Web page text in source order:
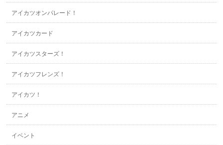
アイカツオンパレード！
アイカツカード
アイカツスターズ！
アイカツフレンズ！
アイカツ！
アニメ
イベント